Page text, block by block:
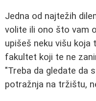
Jedna od najtežih
volite ili ono što vam
upišeš neku višu koja
fakultet koji te ne
"Treba da gledate da
potražnja na tržištu,